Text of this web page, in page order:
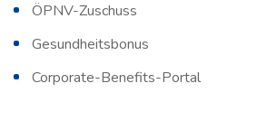
ÖPNV-Zuschuss
Gesundheitsbonus
Corporate-Benefits-Portal